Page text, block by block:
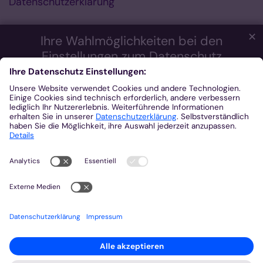
Ihre Wahlmöglichkeiten bei den
Einstellungen zum Datenschutz
Wir möchten Ihnen ein optimales Webseiten-Erlebnis bieten.
Dazu verwenden wir Cookies, die für das Funktionieren unserer
Website notwendig sind. Mit Ihrer Zustimmung verwenden wir
auch Cookies und andere Technologien, die zur Anzeige
externer Inhalte (Videos über Youtube, Audios über
Soundcloud, Karten über MapTiler ...) oder zu anonymen
Statistikzwecken genutzt werden. Sie können selbst
beachten Sie, dass auf Basis Ihrer Einstellungen womöglich
Weitere Informationen und die Möglichkeit zum Widerruf Ihrer
Einwillung finden Sie in unserer
✕
Datenschutzerklärung